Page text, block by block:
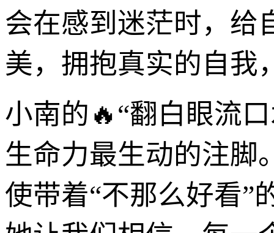
会在感到迷茫时，给
美，拥抱真实的自我
小南的🔥“翻白眼流
生命力最生动的注脚
使带着“不那么好看”